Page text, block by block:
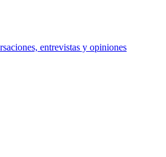
entrevistas y opiniones